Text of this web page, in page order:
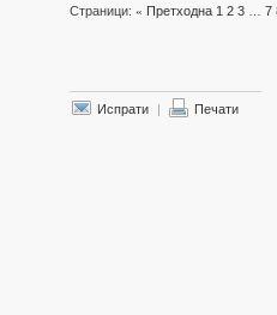
Страници: « Претходна 1 2 3 7
Испрати | Печати